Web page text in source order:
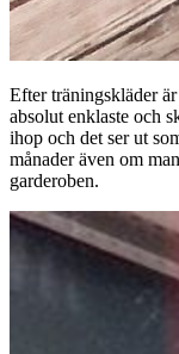
Efter träningskläder
absolut enklaste och
ihop och det ser ut
månader även om
garderoben.